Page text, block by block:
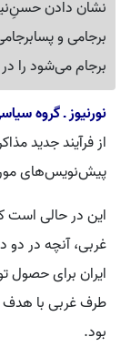
نشان دادن
برجامی و
برجام می‌شود را
نورنیوز ـ گروه
پیش‌نویس‌های
این در حالی است
غربی، آنچه در
ایران برای
طرف غربی با هدف
بود.